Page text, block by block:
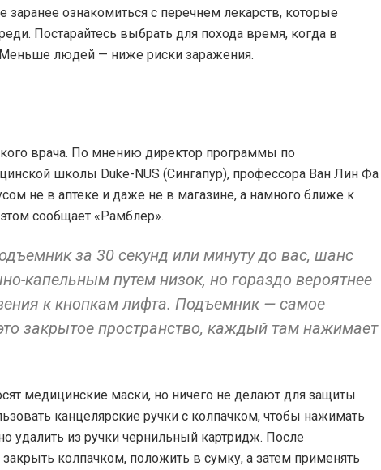
ознакомиться с перечнем лекарств, которые
Постарайтесь выбрать для похода время, когда в
Меньше людей — ниже риски заражения.
врача. По мнению директор программы по
школы Duke-NUS (Сингапур), профессора Ван Лин Фа
не в аптеке и даже не в магазине, а намного ближе к
сообщает «Рамблер».
за 30 секунд или минуту до вас, шанс
капельным путем низок, но гораздо вероятнее
к кнопкам лифта. Подъемник — самое
закрытое пространство, каждый там нажимает
медицинские маски, но ничего не делают для защиты
канцелярские ручки с колпачком, чтобы нажимать
удалить из ручки чернильный картридж. После
колпачком, положить в сумку, а затем применять